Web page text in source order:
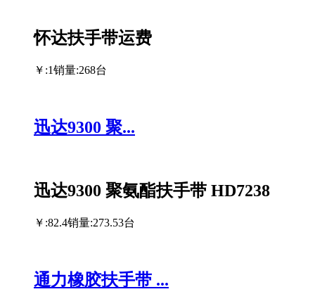
怀达扶手带运费
￥:1销量:268台
迅达9300 聚...
迅达9300 聚氨酯扶手带 HD7238
￥:82.4销量:273.53台
通力橡胶扶手带 ...